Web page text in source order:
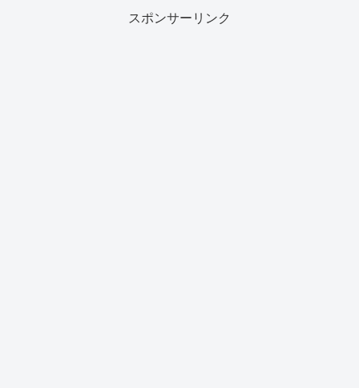
スポンサーリンク